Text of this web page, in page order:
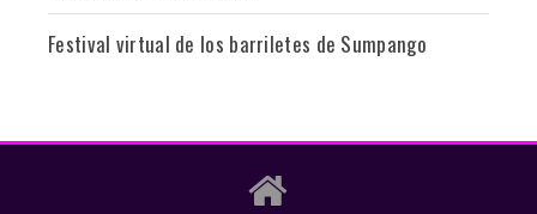
Festival virtual de los barriletes de Sumpango